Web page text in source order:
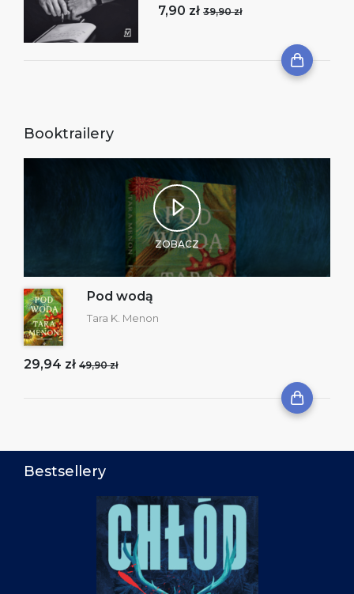
7,90 zł 39,90 zł
Booktrailery
ZOBACZ
Pod wodą
Tara K. Menon
29,94 zł 49,90 zł
Bestsellery